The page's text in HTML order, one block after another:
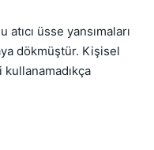
üsse yansımaları
dökmüştür. Kişisel